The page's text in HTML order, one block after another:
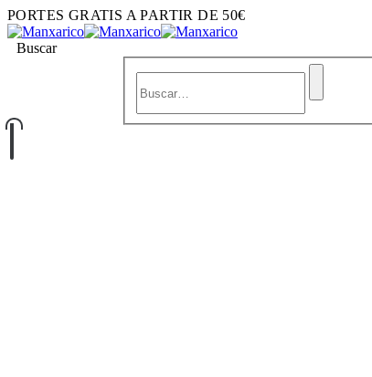
PORTES GRATIS A PARTIR DE 50€
Buscar